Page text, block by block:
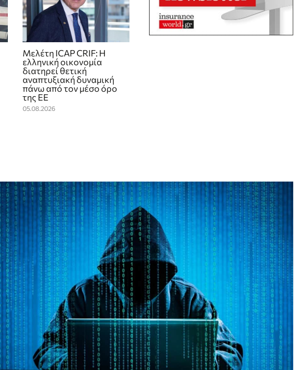
Μελέτη ICAP CRIF: Η
ελληνική οικονομία
διατηρεί θετική
αναπτυξιακή δυναμική
πάνω από τον μέσο όρο
της ΕΕ
05.08.2026